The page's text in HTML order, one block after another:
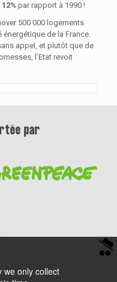
12% par rapport à 1990 !
500 000 logements
énergétique de la France.
appel, et plutôt que de
l’Etat revoit
par
we only collect